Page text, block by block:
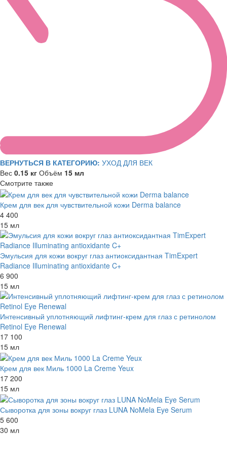
ВЕРНУТЬСЯ В КАТЕГОРИЮ: УХОД ДЛЯ ВЕК
Вес 0.15 кг Объём 15 мл
Смотрите также
Крем для век для чувствительной кожи Derma balance
4 400
15 мл
Эмульсия для кожи вокруг глаз антиоксидантная TimExpert
Radiance Illuminating antioxidante C+
6 900
15 мл
Интенсивный уплотняющий лифтинг-крем для глаз с ретинолом
Retinol Eye Renewal
17 100
15 мл
Крем для век Миль 1000 La Creme Yeux
17 200
15 мл
Сыворотка для зоны вокруг глаз LUNA NoMela Eye Serum
5 600
30 мл